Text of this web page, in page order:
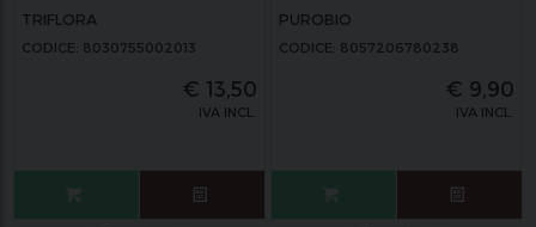
TRIFLORA
CODICE: 8030755002013
€ 13,50
IVA INCL.
PUROBIO
CODICE: 8057206780238
€ 9,90
IVA INCL.